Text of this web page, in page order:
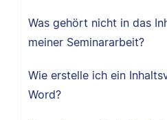
Was gehört nicht in das
meiner Seminararbeit?
Wie erstelle ich ein
Word?